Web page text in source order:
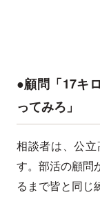
●顧問「17キ
ってみろ」
相談者は、公
す。部活の顧問
るまで皆と同じ